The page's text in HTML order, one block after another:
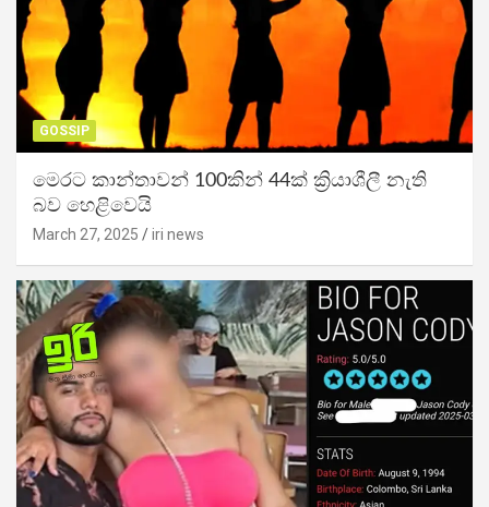
GOSSIP
මෙරට කාන්තාවන් 100කින් 44ක් ක්‍රියාශීලී නැති
බව හෙළිවෙයි
March 27, 2025 iri news